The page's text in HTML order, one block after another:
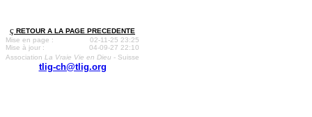
ç RETOUR A LA PAGE PRECEDENTE
Mise en page :
02-11-25 23:25
Mise à jour :
04-09-27 22:10
Association La Vraie Vie en Dieu - Suisse
tlig-ch@tlig.org